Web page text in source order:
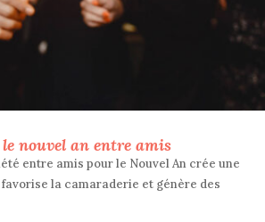
nouvel an entre amis
entre amis pour le Nouvel An crée une
la camaraderie et génère des